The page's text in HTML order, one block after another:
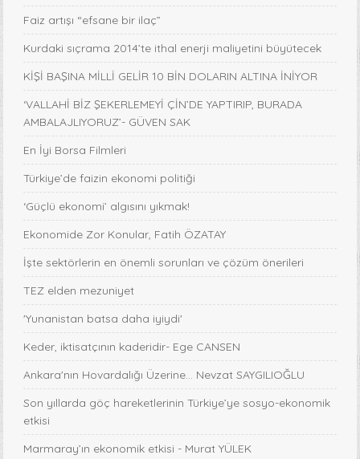
Faiz artışı “efsane bir ilaç”
Kurdaki sıçrama 2014’te ithal enerji maliyetini büyütecek
KİŞİ BAŞINA MİLLİ GELİR 10 BİN DOLARIN ALTINA İNİYOR
‘VALLAHİ BİZ ŞEKERLEMEYİ ÇİN’DE YAPTIRIP, BURADA
AMBALAJLIYORUZ’- GÜVEN SAK
En İyi Borsa Filmleri
Türkiye’de faizin ekonomi politiği
‘Güçlü ekonomi’ algısını yıkmak!
Ekonomide Zor Konular, Fatih ÖZATAY
İşte sektörlerin en önemli sorunları ve çözüm önerileri
TEZ elden mezuniyet
'Yunanistan batsa daha iyiydi'
Keder, iktisatçının kaderidir- Ege CANSEN
Ankara'nın Hovardalığı Üzerine... Nevzat SAYGILIOĞLU
Son yıllarda göç hareketlerinin Türkiye’ye sosyo-ekonomik
etkisi
Marmaray’ın ekonomik etkisi - Murat YÜLEK